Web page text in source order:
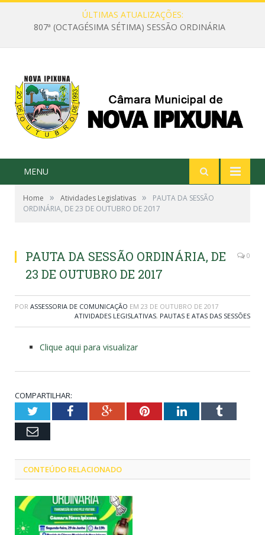
ÚLTIMAS ATUALIZAÇÕES:
807ª (OCTAGÉSIMA SÉTIMA) SESSÃO ORDINÁRIA
MENU
Home » Atividades Legislativas »
PAUTA DA SESSÃO
ORDINÁRIA, DE 23 DE OUTUBRO DE 2017
PAUTA DA SESSÃO ORDINÁRIA, DE
23 DE OUTUBRO DE 2017
0
POR ASSESSORIA DE COMUNICAÇÃO EM 23 DE OUTUBRO DE 2017
ATIVIDADES LEGISLATIVAS, PAUTAS E ATAS DAS SESSÕES
Clique aqui para visualizar
COMPARTILHAR:
TwitterFacebookGoogle+PinterestLinkedInTumblr
Email
CONTEÚDO RELACIONADO